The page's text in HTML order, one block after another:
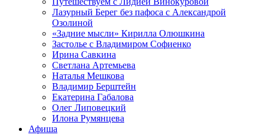
Лазурный Берег без пафоса с Александрой
Озолиной
«Задние мысли» Кирилла Олюшкина
Застолье с Владимиром Софиенко
Ирина Савкина
Светлана Артемьева
Наталья Мешкова
Владимир Берштейн
Екатерина Габалова
Олег Липовецкий
Илона Румянцева
Афиша